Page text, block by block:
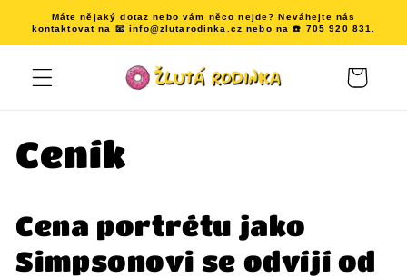
Přejít k
obsahu
Máte nějaký dotaz nebo vám něco nejde? Neváhejte nás
kontaktovat na 📧 info@zlutarodinka.cz nebo na ☎️ 705 920 831.
Košík
Ceník
Cena portrétu jako
Simpsonovi se odvíjí od